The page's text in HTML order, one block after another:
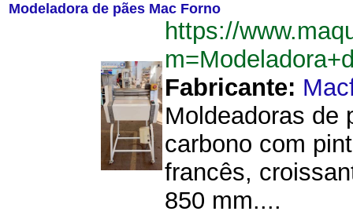
Modeladora de pães Mac Forno
https://
Fabricante:
Moldeadoras de
carbono com
francês,
850 mm....